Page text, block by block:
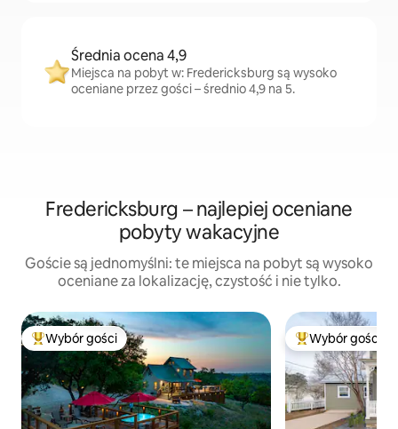
Średnia ocena 4,9
Miejsca na pobyt w: Fredericksburg są wysoko
oceniane przez gości – średnio 4,9 na 5.
Fredericksburg – najlepiej oceniane
pobyty wakacyjne
Goście są jednomyślni: te miejsca na pobyt są wysoko
oceniane za lokalizację, czystość i nie tylko.
Najpopularniejsze z kategorii Wybór gości
Wybór gości Wybór gości